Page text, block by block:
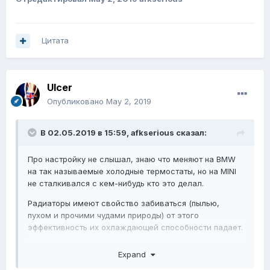
Цитата
Ulcer
Опубликовано May 2, 2019
В 02.05.2019 в 15:59, afkserious сказал:
Про настройку не слышал, знаю что меняют на BMW
на так называемые холодные термостаты, но на MINI
не сталкивался с кем-нибудь кто это делал.
Радиаторы имеют свойство забиваться (пылью,
пухом и прочими чудами природы) от этого
эффективность их охлаждающей способности падает.
кажется, что он стал причиной, зимой двигатель
Expand